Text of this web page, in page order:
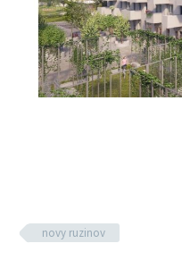
Previous
novy ruzinov